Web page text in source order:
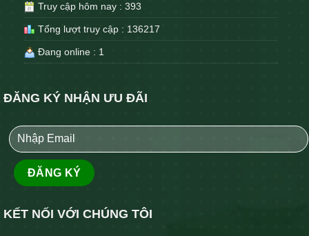
Truy cập hôm nay : 393
Tổng lượt truy cập : 136217
Đang online : 1
ĐĂNG KÝ NHẬN ƯU ĐÃI
KẾT NỐI VỚI CHÚNG TÔI